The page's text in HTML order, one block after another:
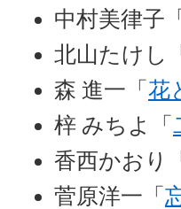
中村美律子
北山たけし「
森 進一「 花
梓 みちよ「
香西かおり「
菅原洋一「